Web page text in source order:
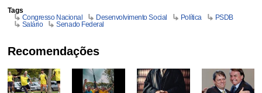
Tags
Congresso Nacional
Desenvolvimento Social Política
PSDB
Salário
Senado Federal
Recomendações